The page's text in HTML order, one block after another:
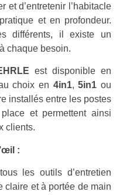
et d’entretenir l’habitacle
et en profondeur.
différents, il existe un
chaque besoin.
est disponible en
choix en 4in1,5in1 ou
installés entre les postes
et permettent ainsi
clients.
:
les outils d’entretien
claire et à portée de main